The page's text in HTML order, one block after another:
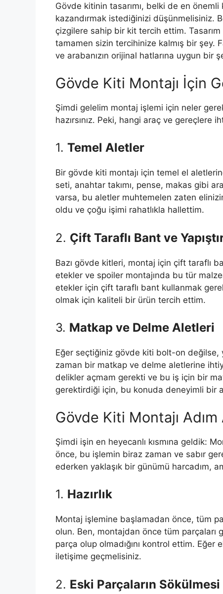
Gövde kitinin tasarımı, belki de en
kazandırmak istediğinizi düşünmelisiniz.
çizgilere sahip bir kit tercih ettim.
tamamen sizin tercihinize kalmış bir şey.
ve arabanızın orijinal hatlarına uygun bir
Gövde Kiti Montajı İçin
Şimdi gelelim montaj işlemi için neler
hazırsınız. Peki, hangi araç ve gereçlere
1. Temel Aletler
Bir gövde kiti montajı için temel el
seti, anahtar takımı, pense, makas gibi
varsa, bu aletler muhtemelen zaten
oldu ve çoğu işimi rahatlıkla hallettim.
2. Çift Taraflı Bant ve
Bazı gövde kitleri, montaj için çift taraflı
etekler ve spoiler montajında bu tür
etekler için çift taraflı bant kullanmak
olmak için kaliteli bir ürün tercih ettim.
3. Matkap ve Delme Aletleri
Eğer seçtiğiniz gövde kiti bolt-on değilse,
zaman bir matkap ve delme aletlerine
delikler açmam gerekti ve bu iş için bir
gerektirdiği için, bu konuda deneyimli bir
Gövde Kiti Montajı Adım
Şimdi işin en heyecanlı kısmına geldik:
önce, bu işlemin biraz zaman ve sabır
ederken yaklaşık bir günümü harcadım,
1. Hazırlık
Montaj işlemine başlamadan önce, tüm
olun. Ben, montajdan önce tüm
parça olup olmadığını kontrol ettim. Eğer
iletişime geçmelisiniz.
2. Eski Parçaların Sökülmesi